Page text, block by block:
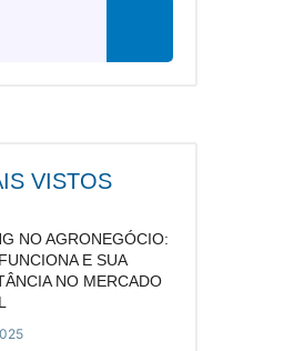
VISTOS
NO AGRONEGÓCIO:
E SUA
NO MERCADO